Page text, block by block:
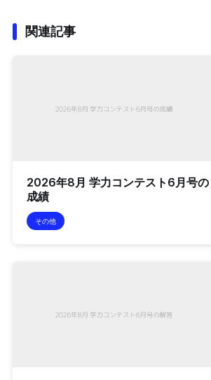
関連記事
2026年8月 学力コンテスト6月号の
成績
その他